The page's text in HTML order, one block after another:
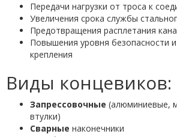
Передачи нагрузки от троса к
Увеличения срока службы
Предотвращения расплетания
Повышения уровня безопасности
крепления
Виды концевиков:
Запрессовочные (алюминиевые,
втулки)
Сварные наконечники